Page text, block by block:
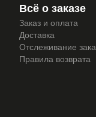
Всё о заказе
Заказ и оплата
Доставка
Отслеживание
Правила возврата